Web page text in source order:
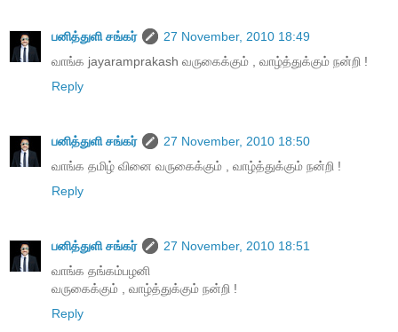
பனித்துளி சங்கர்
27 November, 2010 18:49
வாங்க jayaramprakash வருகைக்கும் , வாழ்த்துக்கும் நன்றி !
Reply
பனித்துளி சங்கர்
27 November, 2010 18:50
வாங்க தமிழ் வினை வருகைக்கும் , வாழ்த்துக்கும் நன்றி !
Reply
பனித்துளி சங்கர்
27 November, 2010 18:51
வாங்க தங்கம்பழனி
வருகைக்கும் , வாழ்த்துக்கும் நன்றி !
Reply